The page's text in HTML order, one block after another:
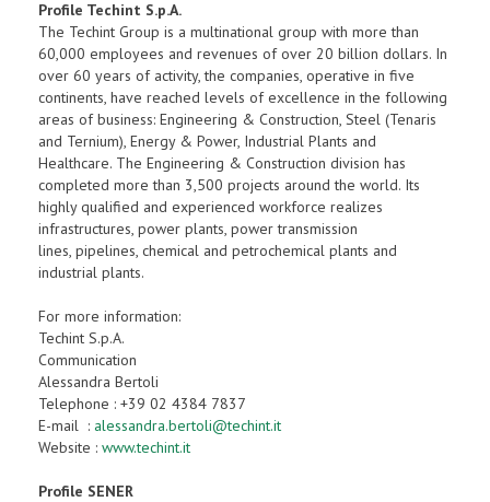
Profile Techint S.p.A.
The Techint Group is a multinational group with more than
60,000 employees and revenues of over 20 billion dollars. In
over 60 years of activity, the companies, operative in five
continents, have reached levels of excellence in the following
areas of business: Engineering & Construction, Steel (Tenaris
and Ternium), Energy & Power, Industrial Plants and
Healthcare. The Engineering & Construction division has
completed more than 3,500 projects around the world. Its
highly qualified and experienced workforce realizes
infrastructures, power plants, power transmission
lines, pipelines, chemical and petrochemical plants and
industrial plants.
For more information:
Techint S.p.A.
Communication
Alessandra Bertoli
Telephone : +39 02 4384 7837
E-mail : alessandra.bertoli@techint.it
Website : www.techint.it
Profile SENER